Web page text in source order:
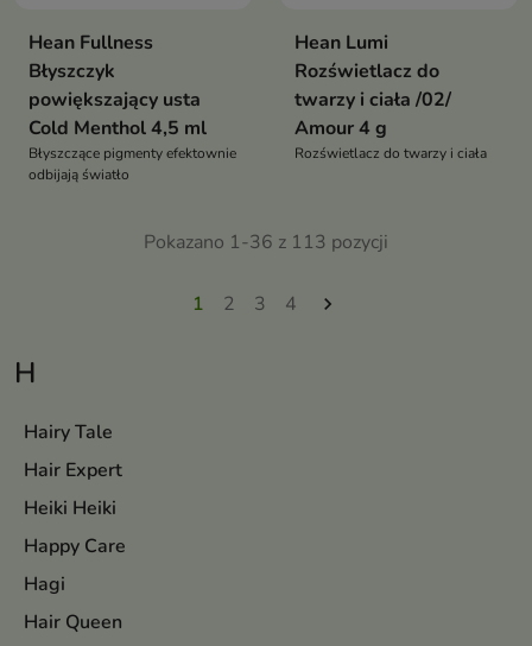
H
Hairy Tale
Hair Expert
Heiki Heiki
Happy Care
Hagi
Hair Queen
Hean Fullness
Błyszczyk
powiększający usta
Cold Menthol 4,5 ml
Błyszczące pigmenty efektownie
odbijają światło
Hean Lumi
Rozświetlacz do
twarzy i ciała /02/
Amour 4 g
Rozświetlacz do twarzy i ciała
Pokazano 1-36 z 113 pozycji
1 2 3 4 